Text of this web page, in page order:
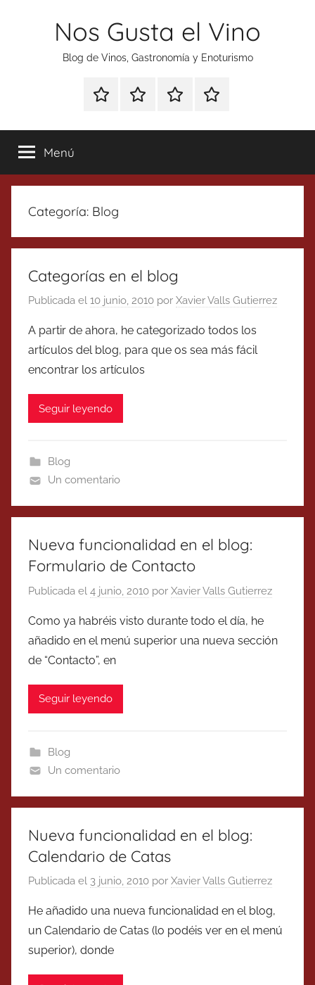
Nos Gusta el Vino
Blog de Vinos, Gastronomía y Enoturismo
Especial
Tonics
Enoturismo
Gastronomía
RankingContacto
Menú
Categoría: Blog
Categorías en el blog
Publicada el 10 junio, 2010 por Xavier Valls Gutierrez
A partir de ahora, he categorizado todos los
artículos del blog, para que os sea más fácil
encontrar los artículos
Seguir leyendo
Blog
Un comentario
Nueva funcionalidad en el blog:
Formulario de Contacto
Publicada el 4 junio, 2010 por Xavier Valls Gutierrez
Como ya habréis visto durante todo el día, he
añadido en el menú superior una nueva sección
de “Contacto”, en
Seguir leyendo
Blog
Un comentario
Nueva funcionalidad en el blog:
Calendario de Catas
Publicada el 3 junio, 2010 por Xavier Valls Gutierrez
He añadido una nueva funcionalidad en el blog,
un Calendario de Catas (lo podéis ver en el menú
superior), donde